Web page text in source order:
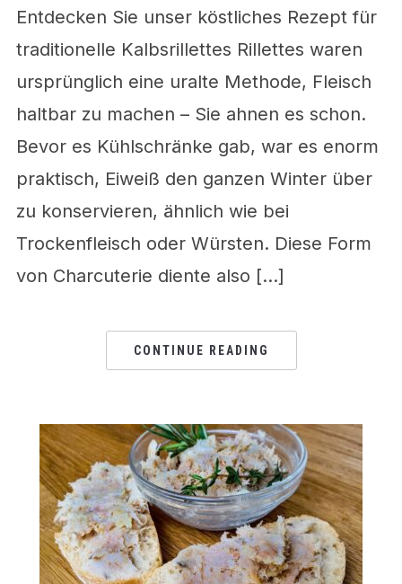
Entdecken Sie unser köstliches Rezept für
traditionelle Kalbsrillettes Rillettes waren
ursprünglich eine uralte Methode, Fleisch
haltbar zu machen – Sie ahnen es schon.
Bevor es Kühlschränke gab, war es enorm
praktisch, Eiweiß den ganzen Winter über
zu konservieren, ähnlich wie bei
Trockenfleisch oder Würsten. Diese Form
von Charcuterie diente also […]
CONTINUE READING